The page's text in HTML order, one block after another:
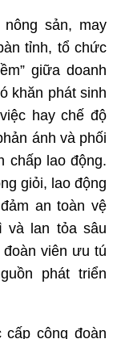
sản, may
tỉnh, tổ chức
giữa doanh
khăn phát sinh
hay chế độ
ánh và phối
chấp lao động.
giỏi, lao động
an toàn vệ
và lan tỏa sâu
viên ưu tú
phát triển
công đoàn